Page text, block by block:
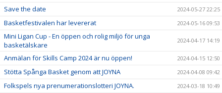
Save the date 2024-05-27 22:25
Basketfestivalen har levererat 2024-05-16 09:53
Mini Ligan Cup - En öppen och rolig miljö för unga
basketälskare
2024-04-17 14:19
Anmälan för Skills Camp 2024 är nu öppen! 2024-04-15 12:50
Stötta Spånga Basket genom att JOYNA 2024-04-08 09:42
Folkspels nya prenumerationslotteri JOYNA. 2024-03-18 10:49